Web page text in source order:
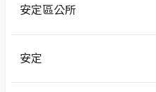
安定區公所
安定